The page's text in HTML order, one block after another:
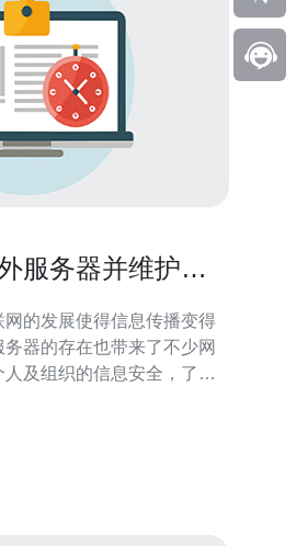
服务器并维护网
的发展使得信息传播变得
器的存在也带来了不少网
及组织的信息安全，了解
段和维护网络安全的策